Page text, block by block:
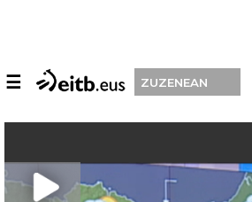
☰ ZUZENEAN